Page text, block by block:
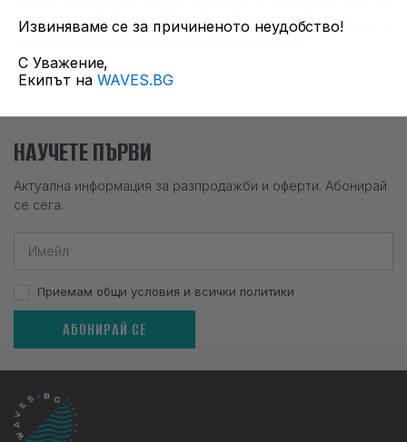
улов. Победете всяко риболовно предизвикателство с
НАУЧЕТЕ ПЪРВИ
Актуална информация за разпродажби и оферти. Абонирай
се сега.
Приемам общи условия и всички политики
АБОНИРАЙ СЕ
Извиняваме се за причиненото неудобство!
С Уважение,
Екипът на WAVES.BG